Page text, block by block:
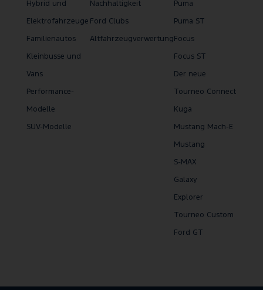
verlängert werden. Die
Verfügbarkeit der
Dienste ist abhängig von
der Netzabdeckung und
Ford SYNC in Verbindung
Hybrid und
Elektrofahrzeuge
Familienautos
Kleinbusse und
Vans
Performance-
Modelle
SUV-Modelle
Nachhaltigkeit
Ford Clubs
Altfahrzeugverwertung
Puma
Puma ST
Focus
Focus ST
Der neue
Tourneo Connect
Kuga
Mustang Mach-E
Mustang
S-MAX
Galaxy
Explorer
Tourneo Custom
Ford GT